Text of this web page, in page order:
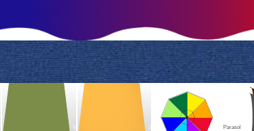
V J Parasol